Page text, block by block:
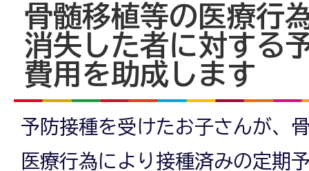
骨髄移植等の医療行
消失した者に対する
費用を助成します
予防接種を受けたお子さんが、
医療行為により接種済みの定期